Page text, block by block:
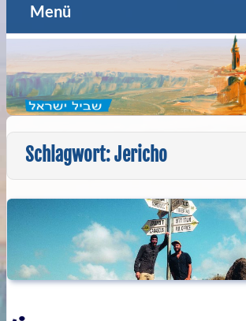
Menü
Schlagwort:Jericho